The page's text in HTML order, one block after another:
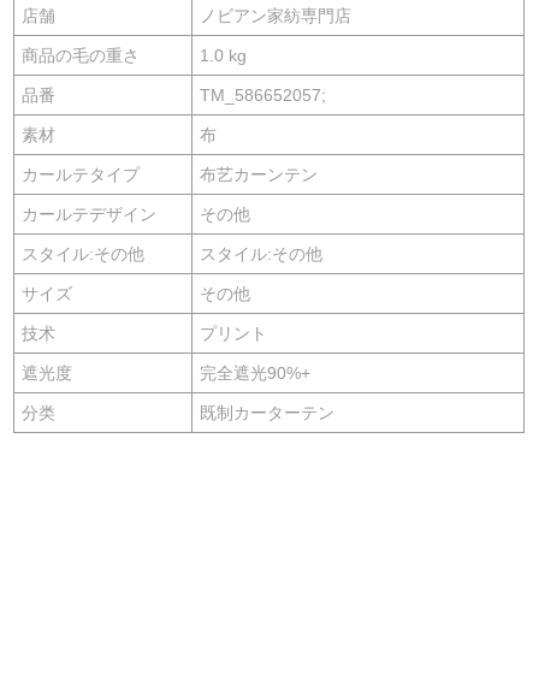
店舗 ノビアン家紡専門店
商品の毛の重さ 1.0 kg
品番 TM_586652057;
素材 布
カールテタイプ 布艺カーンテン
カールテデザイン その他
スタイル:その他 スタイル:その他
サイズ その他
技术 プリント
遮光度 完全遮光90%+
分类 既制カーターテン